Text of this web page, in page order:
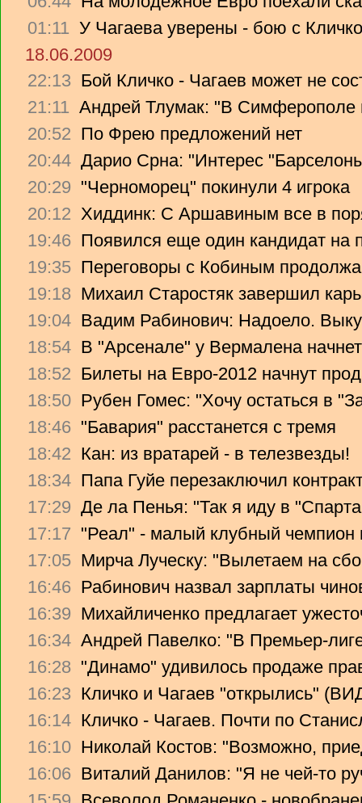
01:11 У Чагаева уверены - бою с
18.06.2009
22:13 Бой Кличко - Чагаев может не
21:11 Андрей Тлумак: "В Симферополе
20:52 По Фрею предложений нет
20:44 Дарио Срна: "Интерес
20:29 "Черноморец" покинули 4 игрока
20:12 Хиддинк: С Аршавиным все в
19:46 Появился еще один кандидат на
19:35 Переговоры с Кобиным
19:18 Михаил Старостяк завершил
19:04 Вадим Рабинович: Надоело.
18:54 В "Арсенале" у Вермалена
18:52 Билеты на Евро-2012 начнут
18:50 Рубен Гомес: "Хочу остаться в
18:46 "Бавария" расстанется с тремя
18:42 Кан: из вратарей - в телезвезды!
18:34 Папа Гуйе перезаключил
17:29 Де ла Пенья: "Так я иду в
17:17 "Реал" - малый клубный чемпион
17:05 Мирча Луческу: "Вылетаем на
16:46 Рабинович назвал зарплаты
16:39 Михайличенко предлагает
16:34 Андрей Павелко: "В Премьер-
16:28 "Динамо" удивилось продаже
16:23 Кличко и Чагаев "открылись"
16:14 Кличко - Чагаев. Почти по
16:10 Николай Костов: "Возможно,
16:06 Виталий Данилов: "Я не чей-то